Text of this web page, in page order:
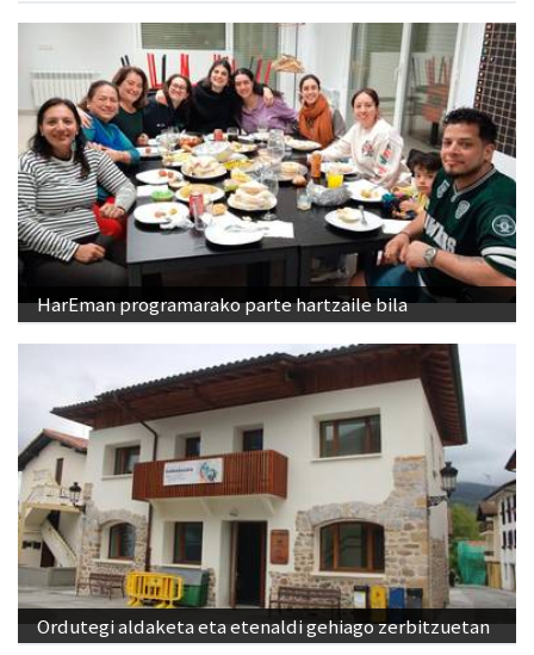
HarEman programarako parte hartzaile bila
Ordutegi aldaketa eta etenaldi gehiago zerbitzuetan